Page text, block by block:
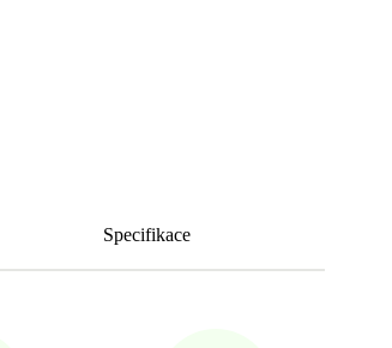
Specifikace